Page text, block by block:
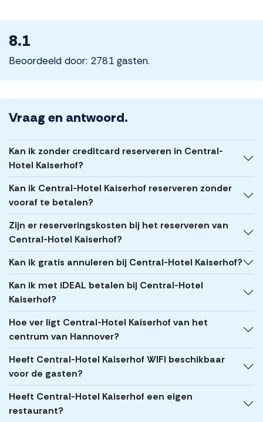
8.1
Beoordeeld door: 2781 gasten.
Vraag en antwoord.
Kan ik zonder creditcard reserveren in Central-
Hotel Kaiserhof?
Kan ik Central-Hotel Kaiserhof reserveren zonder
vooraf te betalen?
Zijn er reserveringskosten bij het reserveren van
Central-Hotel Kaiserhof?
Kan ik gratis annuleren bij Central-Hotel Kaiserhof?
Kan ik met iDEAL betalen bij Central-Hotel
Kaiserhof?
Hoe ver ligt Central-Hotel Kaiserhof van het
centrum van Hannover?
Heeft Central-Hotel Kaiserhof WIFI beschikbaar
voor de gasten?
Heeft Central-Hotel Kaiserhof een eigen
restaurant?